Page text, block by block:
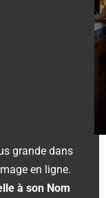
grande dans
en ligne.
à son Nom